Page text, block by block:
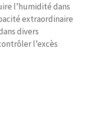
l’humidité dans
extraordinaire
divers
l’excès